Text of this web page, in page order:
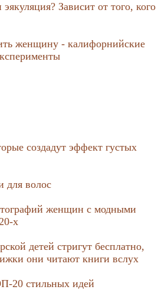
Зависит от того, кого
женщину - калифорнийские
создадут эффект густых
для волос
женщин с модными
х
детей стригут бесплатно,
они читают книги вслух
20 стильных идей